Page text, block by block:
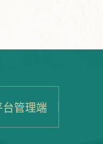
台管理端